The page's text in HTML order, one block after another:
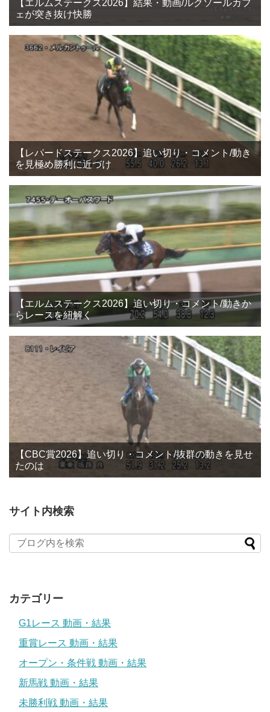
【エルムステークス2026】結果・動画/ルクソールカフ
ェが突き抜け快勝
【レパードステークス2026】追い切り・コメント/動き
を見極め勝利に近づけ
【エルムステークス2026】追い切り・コメント/動きか
らレースを紐解く
【CBC賞2026】追い切り・コメント/抜群の動きを見せ
たのは
サイト内検索
カテゴリー
G1レース 動画・結果
重賞レース 動画・結果
オープン・条件戦 動画・結果
新馬戦 動画・結果
未勝利戦 動画・結果